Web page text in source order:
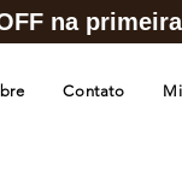
Contato
OFF na